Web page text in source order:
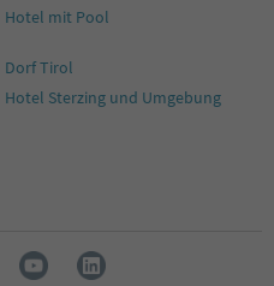
Hotel mit Pool
Dorf Tirol
Hotel Sterzing und Umgebung